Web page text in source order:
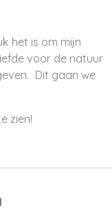
het is om mijn
voor de natuur
Dit gaan we
zien!